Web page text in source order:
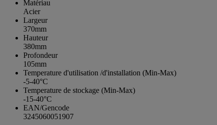
Matériau
Acier
Largeur
370mm
Hauteur
380mm
Profondeur
105mm
Temperature d'utilisation /d'installation (Min-Max)
-5-40°C
Temperature de stockage (Min-Max)
-15-40°C
EAN/Gencode
3245060051907